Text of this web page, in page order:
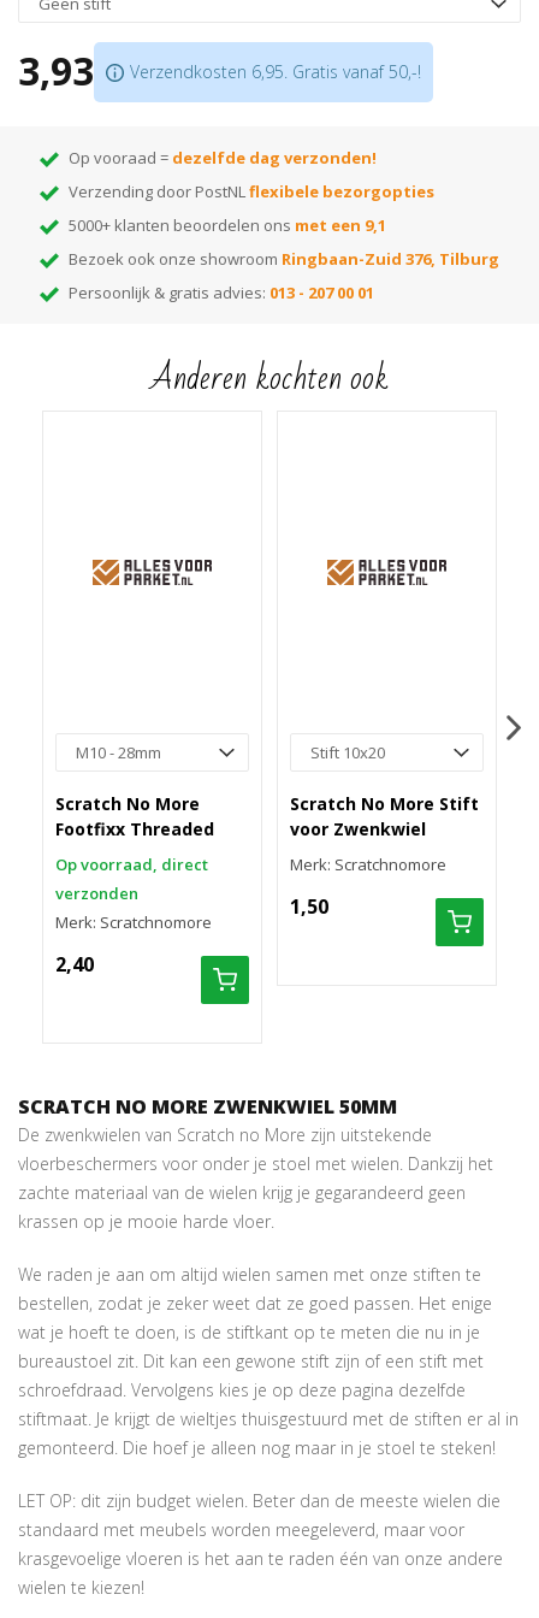
aan te raden één van onze andere wielen te kiezen!
3,93 Verzendkosten 6,95. Gratis vanaf 50,-!
Op vooraad = dezelfde dag verzonden!
Verzending door PostNLflexibele bezorgopties
5000+ klanten beoordelen ons met een 9,1
Bezoek ook onze showroom Ringbaan-Zuid 376, Tilburg
Persoonlijk & gratis advies: 013 - 207 00 01
Anderen kochten ook
Scratch No More
Footfixx Threaded
Op voorraad, direct
verzonden
Merk: Scratchnomore
2,40
Scratch No More Stift
voor Zwenkwiel
Merk: Scratchnomore
1,50
SCRATCH NO MORE ZWENKWIEL 50MM
De zwenkwielen van Scratch no More zijn uitstekende
vloerbeschermers voor onder je stoel met wielen. Dankzij het
zachte materiaal van de wielen krijg je gegarandeerd geen
krassen op je mooie harde vloer.
We raden je aan om altijd wielen samen met onze stiften te
bestellen, zodat je zeker weet dat ze goed passen. Het enige
wat je hoeft te doen, is de stiftkant op te meten die nu in je
bureaustoel zit. Dit kan een gewone stift zijn of een stift met
schroefdraad. Vervolgens kies je op deze pagina dezelfde
stiftmaat. Je krijgt de wieltjes thuisgestuurd met de stiften er al in
gemonteerd. Die hoef je alleen nog maar in je stoel te steken!
LET OP: dit zijn budget wielen. Beter dan de meeste wielen die
standaard met meubels worden meegeleverd, maar voor
krasgevoelige vloeren is het aan te raden één van onze andere
wielen te kiezen!